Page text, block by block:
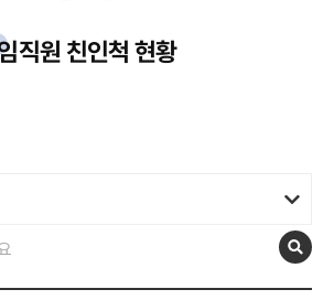
직원 친인척 현황